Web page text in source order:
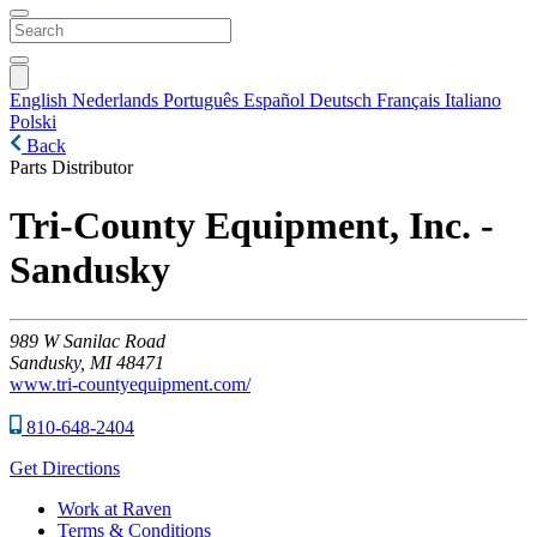
English Nederlands Português Español Deutsch Français Italiano
Polski
Back
Parts Distributor
Tri-County Equipment, Inc. -
Sandusky
989 W Sanilac Road
Sandusky, MI 48471
www.tri-countyequipment.com/
810-648-2404
Get Directions
Work at Raven
Terms & Conditions